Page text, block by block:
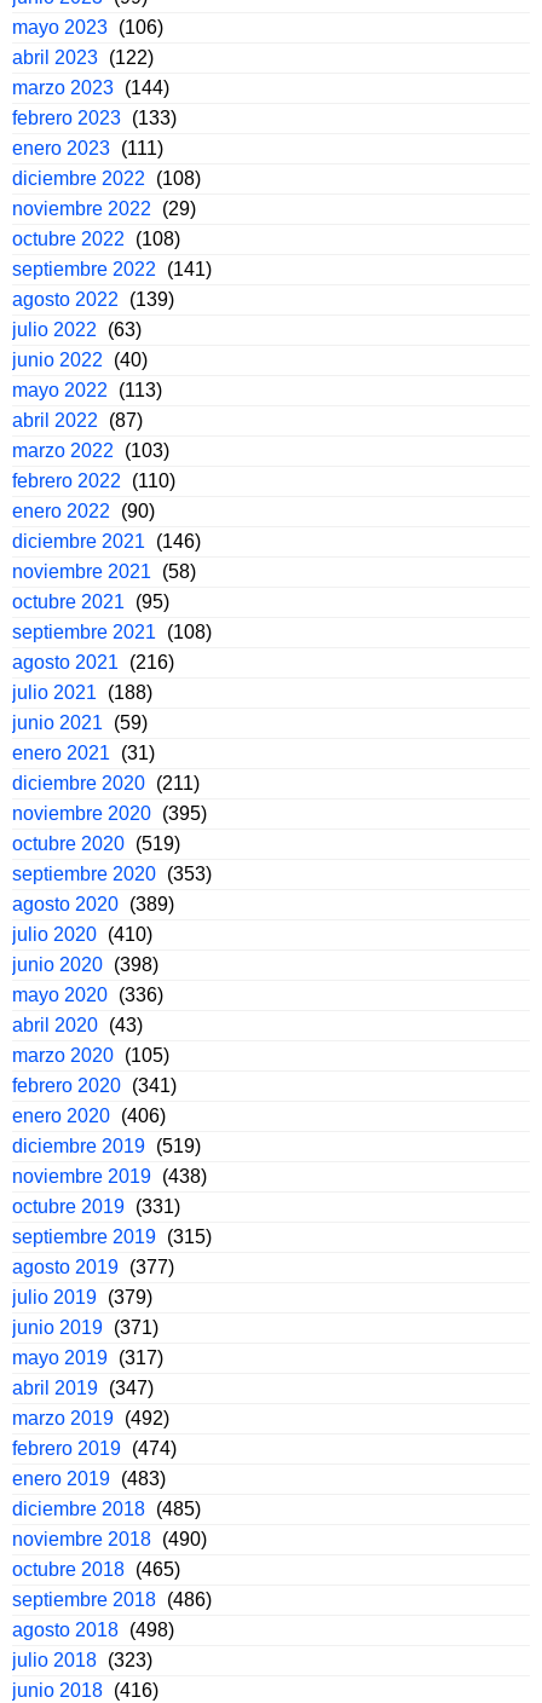
mayo 2023 (106)
abril 2023 (122)
marzo 2023 (144)
febrero 2023 (133)
enero 2023 (111)
diciembre 2022
(108)
noviembre 2022
(29)
octubre 2022
(108)
septiembre 2022
(141)
agosto 2022
(139)
julio 2022
(63)
junio 2022
(40)
mayo 2022
(113)
abril 2022
(87)
marzo 2022
(103)
febrero 2022
(110)
enero 2022
(90)
diciembre 2021
(146)
noviembre 2021
(58)
octubre 2021
(95)
septiembre 2021
(108)
agosto 2021
(216)
julio 2021
(188)
junio 2021
(59)
enero 2021
(31)
diciembre 2020 (211)
noviembre 2020 (395)
octubre 2020 (519)
septiembre 2020 (353)
agosto 2020 (389)
julio 2020 (410)
junio 2020 (398)
mayo 2020 (336)
abril 2020 (43)
marzo 2020 (105)
febrero 2020 (341)
enero 2020 (406)
diciembre 2019 (519)
noviembre 2019 (438)
octubre 2019 (331)
septiembre 2019 (315)
agosto 2019 (377)
julio 2019 (379)
junio 2019 (371)
mayo 2019 (317)
abril 2019 (347)
marzo 2019 (492)
febrero 2019 (474)
enero 2019 (483)
diciembre 2018 (485)
noviembre 2018 (490)
octubre 2018 (465)
septiembre 2018 (486)
agosto 2018 (498)
julio 2018 (323)
junio 2018 (416)